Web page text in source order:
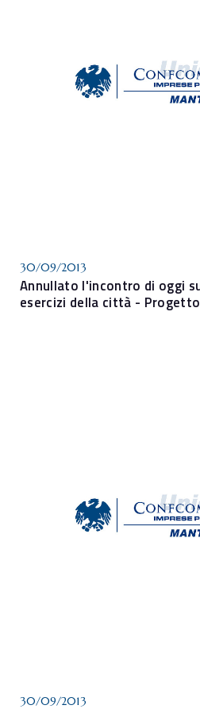
30/09/2013
Annullato l'incontro di oggi
esercizi della città -
30/09/2013